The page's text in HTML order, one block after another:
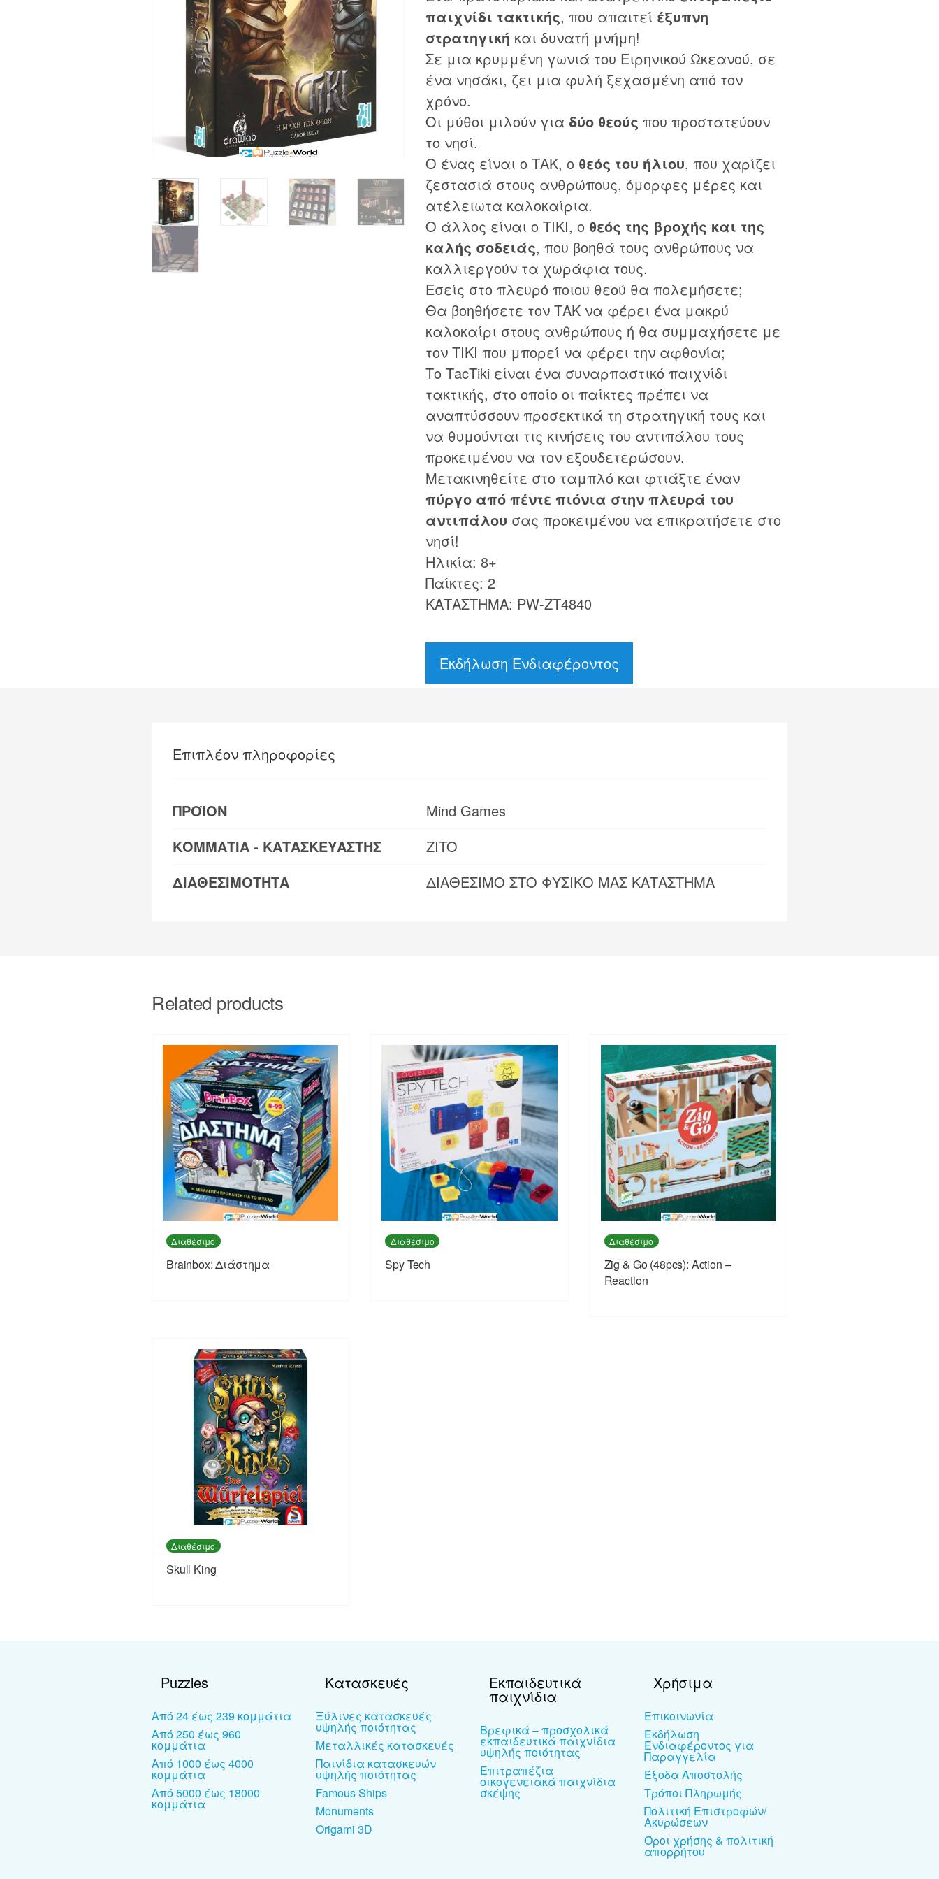
παιχνίδι τακτικής, που απαιτεί έξυπνη
στρατηγική και δυνατή μνήμη!
Σε μια κρυμμένη γωνιά του Ειρηνικού Ωκεανού, σε
ένα νησάκι, ζει μια φυλή ξεχασμένη από τον
χρόνο.
Οι μύθοι μιλούν για δύο θεούς που προστατεύουν
το νησί.
Ο ένας είναι ο ΤΑΚ, ο θεός του ήλιου, που χαρίζει
ζεστασιά στους ανθρώπους, όμορφες μέρες και
ατέλειωτα καλοκαίρια.
Ο άλλος είναι ο ΤΙΚΙ, ο θεός της βροχής και της
καλής σοδειάς, που βοηθά τους ανθρώπους να
καλλιεργούν τα χωράφια τους.
Εσείς στο πλευρό ποιου θεού θα πολεμήσετε;
Θα βοηθήσετε τον ΤΑΚ να φέρει ένα μακρύ
καλοκαίρι στους ανθρώπους ή θα συμμαχήσετε με
τον TIKI που μπορεί να φέρει την αφθονία;
Το ΤacΤiki είναι ένα συναρπαστικό παιχνίδι
τακτικής, στο οποίο οι παίκτες πρέπει να
αναπτύσσουν προσεκτικά τη στρατηγική τους και
να θυμούνται τις κινήσεις του αντιπάλου τους
προκειμένου να τον εξουδετερώσουν.
Μετακινηθείτε στο ταμπλό και φτιάξτε έναν
πύργο από πέντε πιόνια στην πλευρά του
αντιπάλου σας προκειμένου να επικρατήσετε στο
νησί!
Ηλικία: 8+
Παίκτες: 2
ΚΑΤΑΣΤΗΜΑ: PW-ZT4840
Εκδήλωση Ενδιαφέροντος
Επιπλέον πληροφορίες
ΠΡΟΪΟΝ
Mind Games
ΚΟΜΜΑΤΙΑ - ΚΑΤΑΣΚΕΥΑΣΤΗΣ
ZITO
ΔΙΑΘΕΣΙΜΟΤΗΤΑ
ΔΙΑΘΕΣΙΜΟ ΣΤΟ ΦΥΣΙΚΟ ΜΑΣ ΚΑΤΑΣΤΗΜΑ
Related products
Διαθέσιμο
Brainbox: Διάστημα
Διαθέσιμο
Spy Tech
Διαθέσιμο
Zig & Go (48pcs): Action –
Reaction
Διαθέσιμο
Skull King
Puzzles
Από 24 έως 239 κομμάτια
Από 250 έως 960
κομμάτια
Από 1000 έως 4000
κομμάτια
Από 5000 έως 18000
κομμάτια
Κατασκευές
Ξύλινες κατασκευές
υψηλής ποιότητας
Μεταλλικές κατασκευές
Παινίδια κατασκευών
υψηλής ποιότητας
Famous Ships
Monuments
Origami 3D
Εκπαιδευτικά
παιχνίδια
Βρεφικά – προσχολικά
εκπαιδευτικά παιχνίδια
υψηλής ποιότητας
Επιτραπέζια
οικογενειακά παιχνίδια
σκέψης
Χρήσιμα
Επικοινωνία
Εκδήλωση
Ενδιαφέροντος για
Παραγγελία
Έξοδα Αποστολής
Τρόποι Πληρωμής
Πολιτική Επιστροφών/
Ακυρώσεων
Όροι χρήσης & πολιτική
απορρήτου